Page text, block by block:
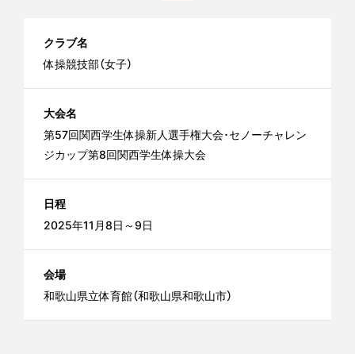
クラブ名
体操競技部（女子）
大会名
第57回関西学生体操新人選手権大会･セノーチャレン
ジカップ第8回関西学生体操大会
日程
2025年11月8日～9日
会場
和歌山県立体育館（和歌山県和歌山市）